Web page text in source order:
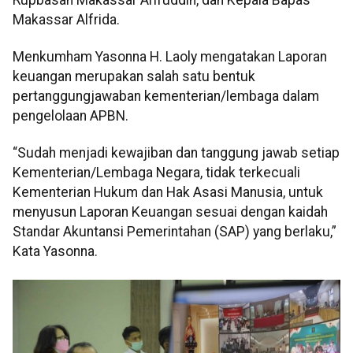
Makassar Alfrida.
Menkumham Yasonna H. Laoly mengatakan Laporan
keuangan merupakan salah satu bentuk
pertanggungjawaban kementerian/lembaga dalam
pengelolaan APBN.
“Sudah menjadi kewajiban dan tanggung jawab setiap
Kementerian/Lembaga Negara, tidak terkecuali
Kementerian Hukum dan Hak Asasi Manusia, untuk
menyusun Laporan Keuangan sesuai dengan kaidah
Standar Akuntansi Pemerintahan (SAP) yang berlaku,”
Kata Yasonna.